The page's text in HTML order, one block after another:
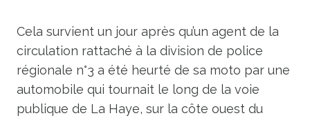
Cela survient un jour après qu’un agent de la
circulation rattaché à la division de police
régionale n°3 a été heurté de sa moto par une
automobile qui tournait le long de la voie
publique de La Haye, sur la côte ouest du